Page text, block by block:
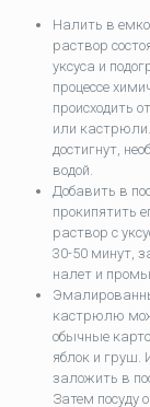
Налить в
раствор
уксуса и
процессе
происходить
или
достигнут,
водой.
Добавить в
прокипятить
раствор с
30-50 минут,
налет и
кастрюлю
обычные
яблок и груш.
заложить в
Затем посуду